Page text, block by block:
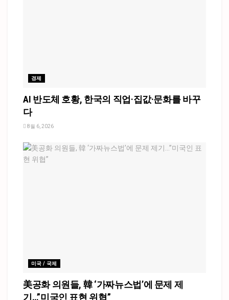
경제
AI 반도체 호황, 한국의 직업·집값·문화를 바꾸
다
8월 6, 2026
미국 / 국제
美공화 의원들, 韓 ‘가짜뉴스법’에 문제 제
기…”미국인 표현 위협”